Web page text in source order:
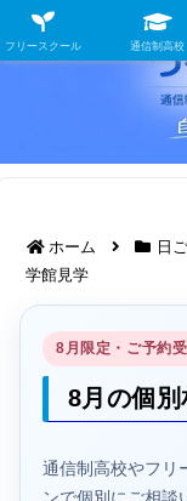
ホーム 日
学館見学
8月限定・ご予約
8月の個
通信制高校やフリ
ンで個別にご相談
フリースクール 通信制高校